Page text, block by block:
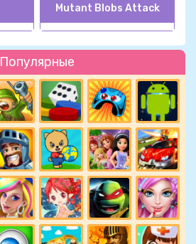
Популярные
Mutant Blobs Attack